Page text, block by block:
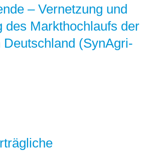
– Vernetzung und
des Markthochlaufs der
(SynAgri-